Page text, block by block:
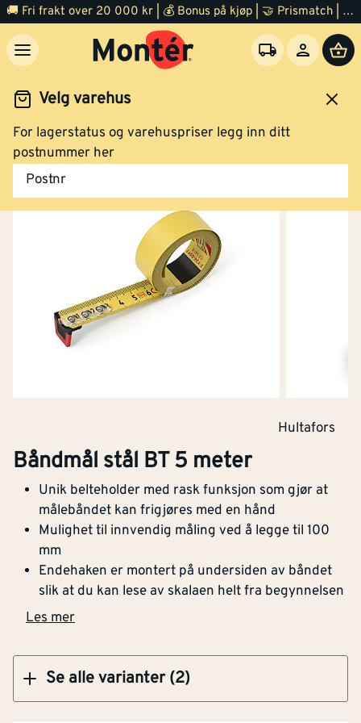
🚚 Fri frakt over 20 000 kr | 💰 Bonus på kjøp | 🤝 Prismatch | ⭐ 100% fornøyd garanti | 🏪 140 byggevarehus
Velg varehus
For lagerstatus og varehuspriser legg inn ditt
postnummer her
Postnr
Verktøy Måleverktøy
Hultafors
Båndmål stål BT 5 meter
Unik belteholder med rask funksjon som gjør at
målebåndet kan frigjøres med en hånd
Mulighet til innvendig måling ved å legge til 100
mm
Endehaken er montert på undersiden av båndet
slik at du kan lese av skalaen helt fra begynnelsen
Les mer
Se alle varianter (2)
Båndmål stål BT 5 meter
Klikk og hent
Båndmål stål BT 8 meter
Klikk og hent